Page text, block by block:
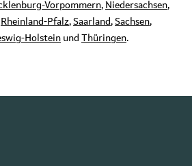
Vorpommern, Niedersachsen,
Rheinland-Pfalz, Saarland, Sachsen,
Holstein und Thüringen.